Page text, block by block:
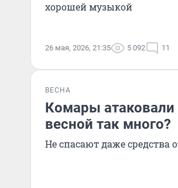
хорошей музыкой
26 мая, 2026, 21:35 5 092 11
ВЕСНА
Комары
весной так много?
Не спасают даже средства